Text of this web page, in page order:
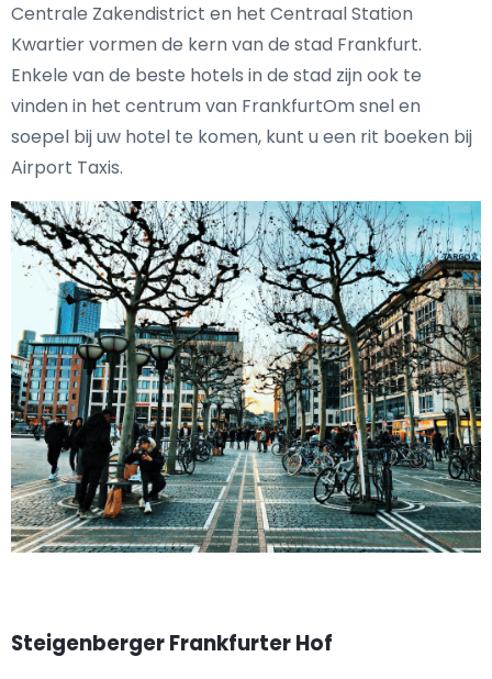
Centrale Zakendistrict en het Centraal Station
Kwartier vormen de kern van de stad Frankfurt.
Enkele van de beste hotels in de stad zijn ook te
vinden in het centrum van FrankfurtOm snel en
soepel bij uw hotel te komen, kunt u een rit boeken bij
Airport Taxis.
Steigenberger Frankfurter Hof